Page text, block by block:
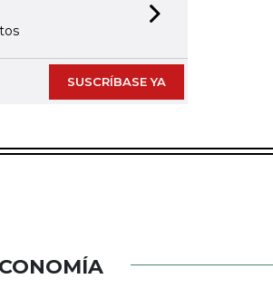
SUSCRÍBASE YA